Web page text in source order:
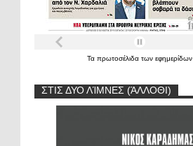
Τα πρωτοσέλιδα των εφημερίδων
ΣΤΙΣ ΔΥΟ ΛΊΜΝΕΣ (ΆΛΛΟΘΙ)